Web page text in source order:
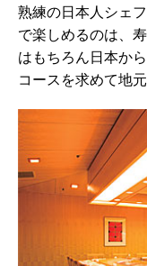
熟練の日本人シェ
で楽しめるのは、
はもちろん日本か
コースを求めて地